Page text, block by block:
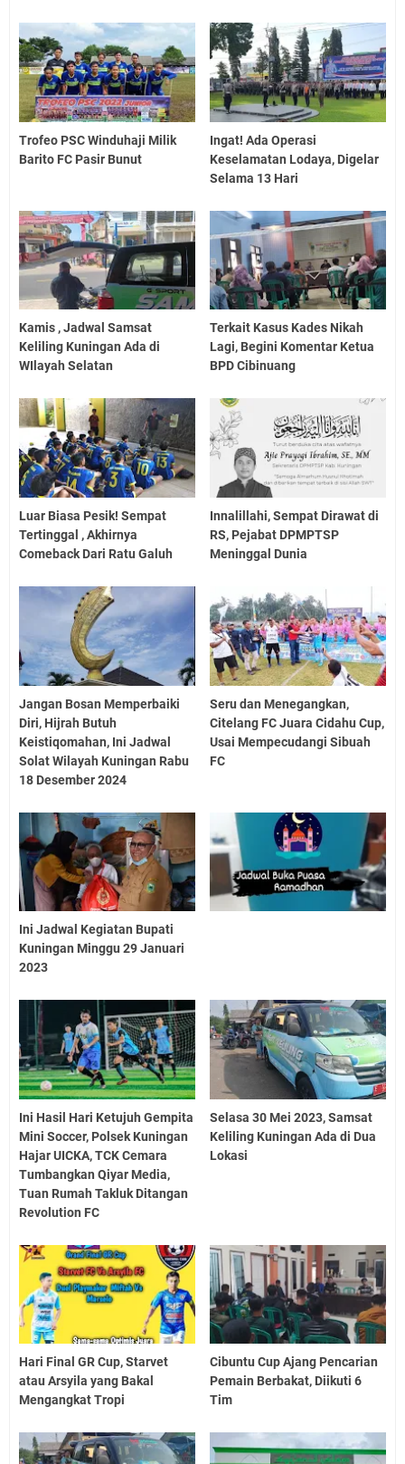
Trofeo PSC Winduhaji Milik
Barito FC Pasir Bunut
Ingat! Ada Operasi
Keselamatan Lodaya, Digelar
Selama 13 Hari
Kamis , Jadwal Samsat
Keliling Kuningan Ada di
WIlayah Selatan
Terkait Kasus Kades Nikah
Lagi, Begini Komentar Ketua
BPD Cibinuang
Luar Biasa Pesik! Sempat
Tertinggal , Akhirnya
Comeback Dari Ratu Galuh
Innalillahi, Sempat Dirawat di
RS, Pejabat DPMPTSP
Meninggal Dunia
Jangan Bosan Memperbaiki
Diri, Hijrah Butuh
Keistiqomahan, Ini Jadwal
Solat Wilayah Kuningan Rabu
18 Desember 2024
Seru dan Menegangkan,
Citelang FC Juara Cidahu Cup,
Usai Mempecudangi Sibuah
FC
Ini Jadwal Kegiatan Bupati
Kuningan Minggu 29 Januari
2023
Ini Hasil Hari Ketujuh Gempita
Mini Soccer, Polsek Kuningan
Hajar UICKA, TCK Cemara
Tumbangkan Qiyar Media,
Tuan Rumah Takluk Ditangan
Revolution FC
Selasa 30 Mei 2023, Samsat
Keliling Kuningan Ada di Dua
Lokasi
Hari Final GR Cup, Starvet
atau Arsyila yang Bakal
Mengangkat Tropi
Cibuntu Cup Ajang Pencarian
Pemain Berbakat, Diikuti 6
Tim